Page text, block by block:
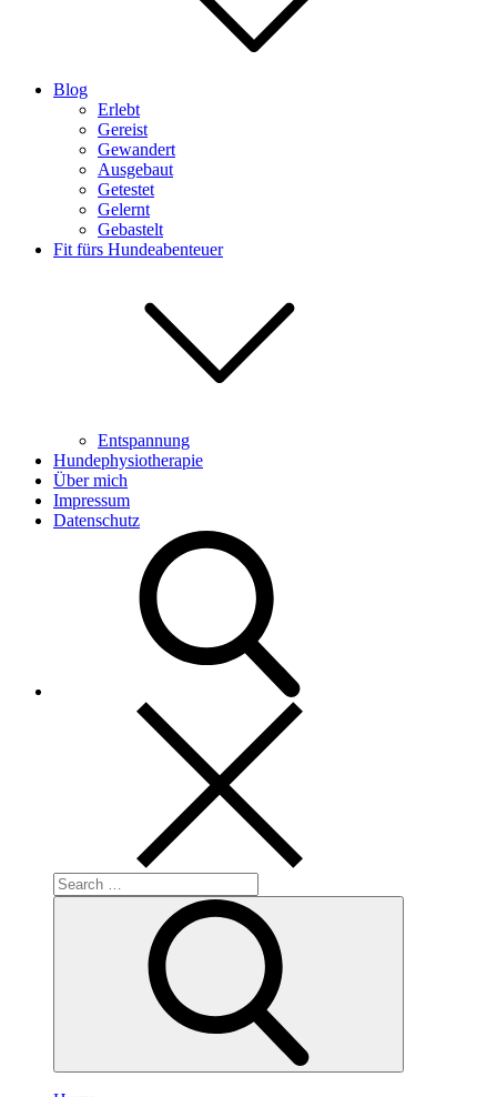
Blog
Erlebt
Gereist
Gewandert
Ausgebaut
Getestet
Gelernt
Gebastelt
Fit fürs Hundeabenteuer
Entspannung
Hundephysiotherapie
Über mich
Impressum
Datenschutz
Search
for: